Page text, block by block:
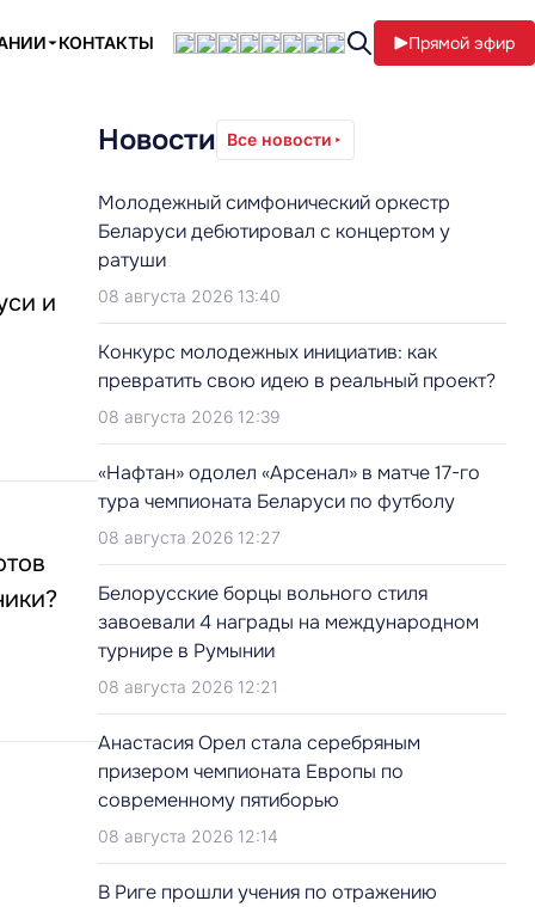
КОНТАКТЫ Прямой эфир
и
Новости Все новости
Молодежный симфонический оркестр
Беларуси дебютировал с концертом у
ратуши
08 августа 2026 13:40
Конкурс молодежных инициатив: как
превратить свою идею в реальный проект?
08 августа 2026 12:39
«Нафтан» одолел «Арсенал» в матче 17-го
тура чемпионата Беларуси по футболу
08 августа 2026 12:27
Белорусские борцы вольного стиля
завоевали 4 награды на международном
турнире в Румынии
08 августа 2026 12:21
Анастасия Орел стала серебряным
призером чемпионата Европы по
современному пятиборью
08 августа 2026 12:14
В Риге прошли учения по отражению